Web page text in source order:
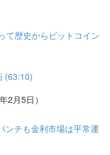
て歴史からビットコイン
(63:10)
2月5日）
ンチも金利市場は平常運